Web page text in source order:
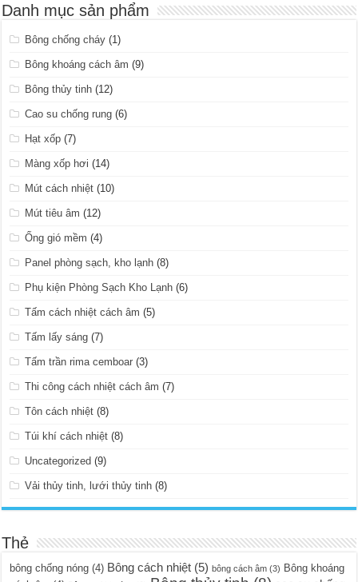
Danh mục sản phẩm
Bông chống cháy (1)
Bông khoáng cách âm (9)
Bông thủy tinh (12)
Cao su chống rung (6)
Hạt xốp (7)
Màng xốp hơi (14)
Mút cách nhiệt (10)
Mút tiêu âm (12)
Ống gió mềm (4)
Panel phòng sạch, kho lạnh (8)
Phụ kiện Phòng Sạch Kho Lạnh (6)
Tấm cách nhiệt cách âm (5)
Tấm lấy sáng (7)
Tấm trần rima cemboar (3)
Thi công cách nhiệt cách âm (7)
Tôn cách nhiệt (8)
Túi khí cách nhiệt (8)
Uncategorized (9)
Vải thủy tinh, lưới thủy tinh (8)
Thẻ
bông chống nóng (4) Bông cách nhiệt (5) bông cách âm (3) Bông khoáng